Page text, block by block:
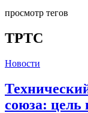
просмотр тегов
ТРТС
Новости
союза: цель